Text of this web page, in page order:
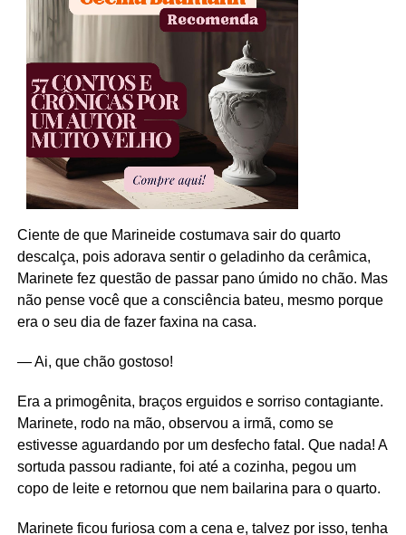
Ciente de que Marineide costumava sair do quarto
descalça, pois adorava sentir o geladinho da cerâmica,
Marinete fez questão de passar pano úmido no chão. Mas
não pense você que a consciência bateu, mesmo porque
era o seu dia de fazer faxina na casa.
— Ai, que chão gostoso!
Era a primogênita, braços erguidos e sorriso contagiante.
Marinete, rodo na mão, observou a irmã, como se
estivesse aguardando por um desfecho fatal. Que nada! A
sortuda passou radiante, foi até a cozinha, pegou um
copo de leite e retornou que nem bailarina para o quarto.
Marinete ficou furiosa com a cena e, talvez por isso, tenha